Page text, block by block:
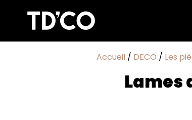
Accueil / DECO / Les
Lames